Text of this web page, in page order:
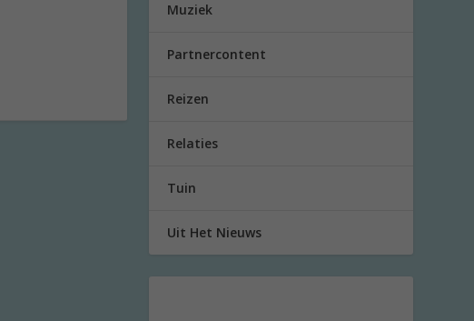
Muziek
Partnercontent
Reizen
Relaties
Tuin
Uit Het Nieuws